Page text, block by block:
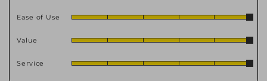
Ease of Use
Value
Service